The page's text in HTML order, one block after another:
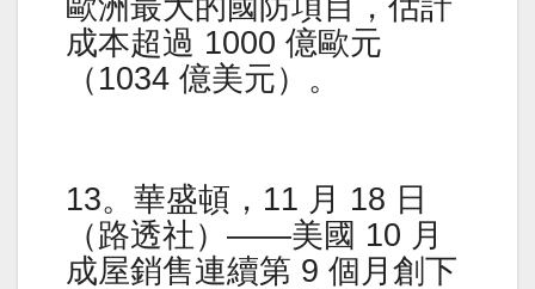
成本超過 1000 億歐元
（1034 億美元）。
13。華盛頓，11 月 18 日
（路透社）——美國 10 月
成屋銷售連續第 9 個月創下